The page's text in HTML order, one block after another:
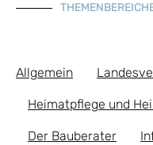
Allgemein
Heimatpflege und
Der Bauberater